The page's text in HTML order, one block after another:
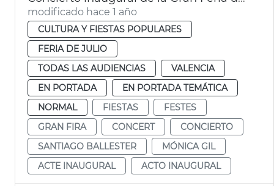
modificado hace 1 año
CULTURA Y FIESTAS POPULARES
FERIA DE JULIO
TODAS LAS AUDIENCIAS
VALENCIA
EN PORTADA
EN PORTADA TEMÁTICA
NORMAL
FIESTAS
FESTES
GRAN FIRA
CONCERT
CONCIERTO
SANTIAGO BALLESTER
MÓNICA GIL
ACTE INAUGURAL
ACTO INAUGURAL